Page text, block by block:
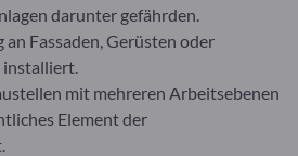
darunter gefährden.
an Fassaden, Gerüsten oder
installiert.
mit mehreren Arbeitsebenen
Element der